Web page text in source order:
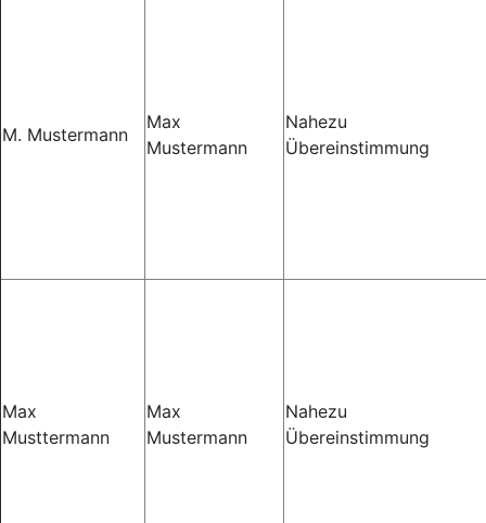
M. Mustermann
Max
Mustermann
Nahezu
Übereinstimmung
Max
Musttermann
Max
Mustermann
Nahezu
Übereinstimmung